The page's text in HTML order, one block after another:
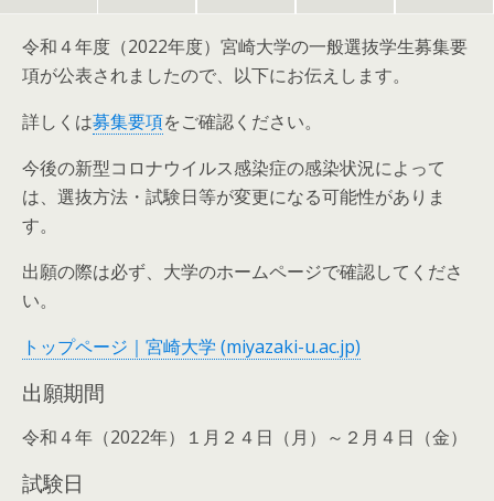
令和４年度（2022年度）宮崎大学の一般選抜学生募集要
項が公表されましたので、以下にお伝えします。
詳しくは募集要項をご確認ください。
今後の新型コロナウイルス感染症の感染状況によって
は、選抜方法・試験日等が変更になる可能性がありま
す。
出願の際は必ず、大学のホームページで確認してくださ
い。
トップページ｜宮崎大学 (miyazaki-u.ac.jp)
出願期間
令和４年（2022年）１月２４日（月）～２月４日（金）
試験日